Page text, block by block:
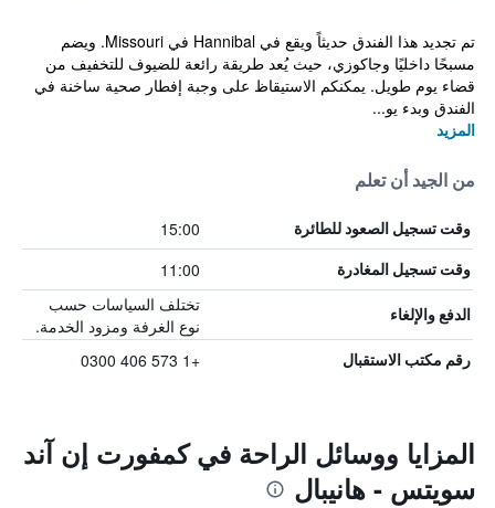
تم تجديد هذا الفندق حديثاً ويقع في Hannibal في Missouri. ويضم
مسبحًا داخليًا وجاكوزي، حيث يُعد طريقة رائعة للضيوف للتخفيف من
قضاء يوم طويل. يمكنكم الاستيقاظ على وجبة إفطار صحية ساخنة في
الفندق وبدء يو...
المزيد
من الجيد أن تعلم
وقت تسجيل الصعود للطائرة 15:00
وقت تسجيل المغادرة 11:00
الدفع والإلغاء
تختلف السياسات حسب
نوع الغرفة ومزود الخدمة.
رقم مكتب الاستقبال +1 573 406 0300
المزايا ووسائل الراحة في كمفورت إن آند
سويتس - هانيبال